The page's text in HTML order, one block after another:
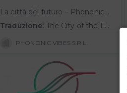
La città del futuro – Phononic Vibes – Céline Estienny Phononic Vibes, spinoff del Politecnico di Milano, introduce una nuova tecnologia brevettata ad elevate prestazioni nel controllo di rumore e vibrazioni con riutilizzo…
Traduzione: The City of the Future - Phononic Vibes - Céline Estienny Phononic Vibes, spinoff of the Politecnico di Milano, introduces a new patented high-performance technology in controlling of noise and vibration with reuse of materials…
PHONONIC VIBES S.R.L.